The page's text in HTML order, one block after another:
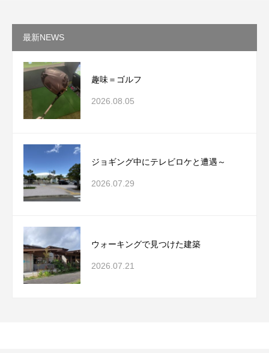
最新NEWS
趣味＝ゴルフ
2026.08.05
ジョギング中にテレビロケと遭遇～
2026.07.29
ウォーキングで見つけた建築
2026.07.21